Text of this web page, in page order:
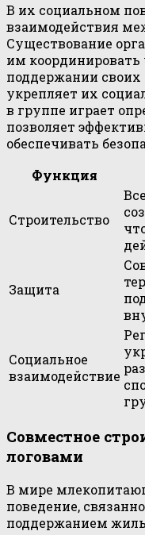
В их социальном
взаимодействия
Существование
им координировать
поддержании
укрепляет их
в группе играет
позволяет
обеспечивать
Функция
Строительство
Защита
Социальное
взаимодействие
Совместное
логовами
В мире
поведение,
поддержанием